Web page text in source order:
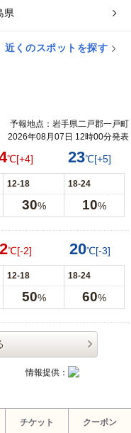
県
近くのスポットを探す
予報地点：岩手県二戸郡一戸町
2026年08月07日 12時00分発表
℃[+4] 23℃[+5]
12-18 18-24
30% 10%
℃[-2] 20℃[-3]
12-18 18-24
50% 60%
情報提供：
チケット クーポン